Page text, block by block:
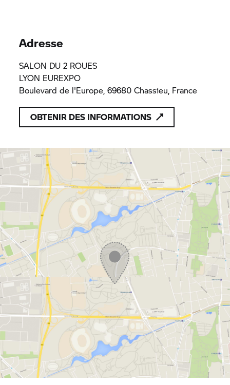
Adresse
SALON DU 2 ROUES
LYON EUREXPO
Boulevard de l'Europe, 69680 Chassieu, France
OBTENIR DES INFORMATIONS